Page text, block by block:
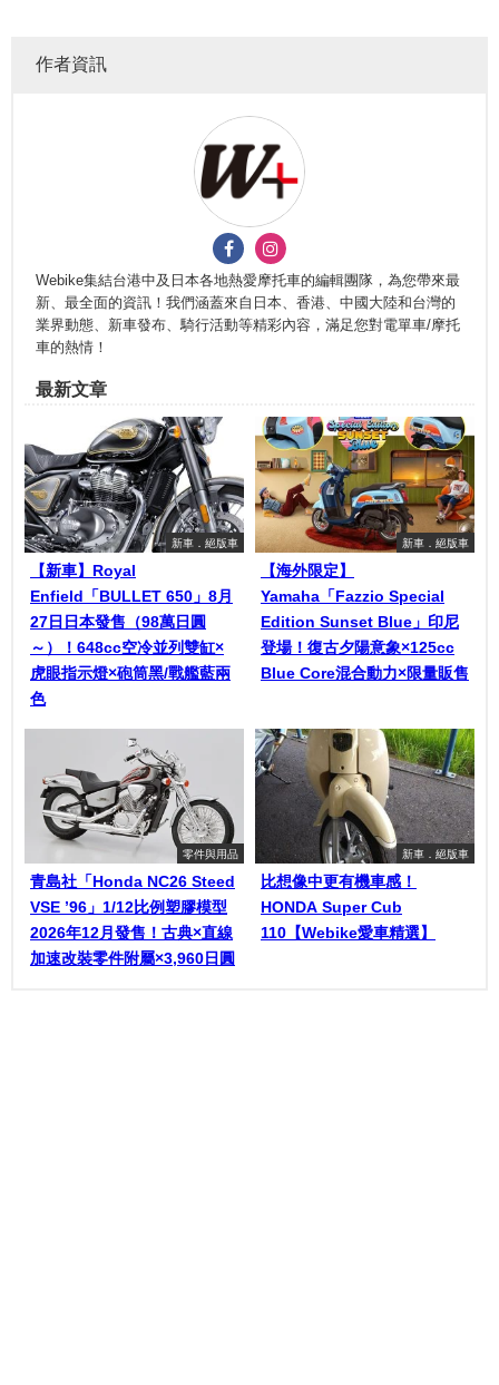
作者資訊
Webike集結台港中及日本各地熱愛摩托車的編輯團隊，為您帶來最
新、最全面的資訊！我們涵蓋來自日本、香港、中國大陸和台灣的
業界動態、新車發布、騎行活動等精彩內容，滿足您對電單車/摩托
車的熱情！
最新文章
新車．絕版車
【新車】Royal
Enfield「BULLET 650」8月
27日日本發售（98萬日圓
～）！648cc空冷並列雙缸×
虎眼指示燈×砲筒黑/戰艦藍兩
色
新車．絕版車
【海外限定】
Yamaha「Fazzio Special
Edition Sunset Blue」印尼
登場！復古夕陽意象×125cc
Blue Core混合動力×限量販售
零件與用品
青島社「Honda NC26 Steed
VSE ’96」1/12比例塑膠模型
2026年12月發售！古典×直線
加速改裝零件附屬×3,960日圓
新車．絕版車
比想像中更有機車感！
HONDA Super Cub
110【Webike愛車精選】